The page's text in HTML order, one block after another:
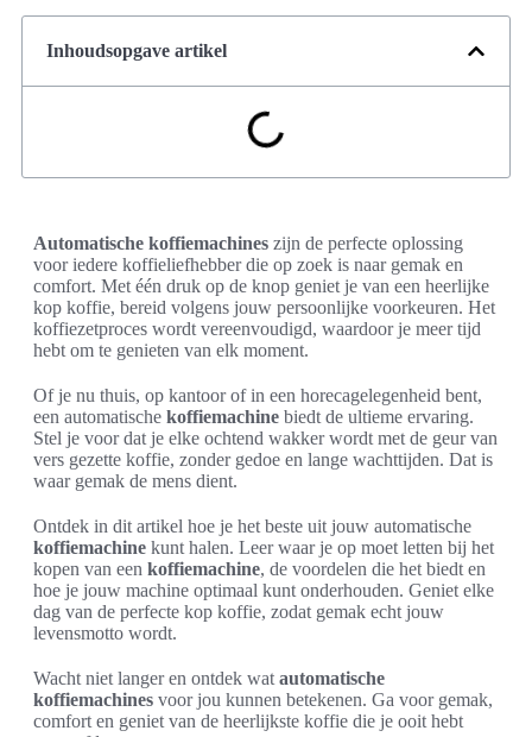
Inhoudsopgave artikel
Automatische koffiemachines zijn de perfecte oplossing
voor iedere koffieliefhebber die op zoek is naar gemak en
comfort. Met één druk op de knop geniet je van een heerlijke
kop koffie, bereid volgens jouw persoonlijke voorkeuren. Het
koffiezetproces wordt vereenvoudigd, waardoor je meer tijd
hebt om te genieten van elk moment.
Of je nu thuis, op kantoor of in een horecagelegenheid bent,
een automatische koffiemachine biedt de ultieme ervaring.
Stel je voor dat je elke ochtend wakker wordt met de geur van
vers gezette koffie, zonder gedoe en lange wachttijden. Dat is
waar gemak de mens dient.
Ontdek in dit artikel hoe je het beste uit jouw automatische
koffiemachine kunt halen. Leer waar je op moet letten bij het
kopen van een koffiemachine, de voordelen die het biedt en
hoe je jouw machine optimaal kunt onderhouden. Geniet elke
dag van de perfecte kop koffie, zodat gemak echt jouw
levensmotto wordt.
Wacht niet langer en ontdek wat automatische
koffiemachines voor jou kunnen betekenen. Ga voor gemak,
comfort en geniet van de heerlijkste koffie die je ooit hebt